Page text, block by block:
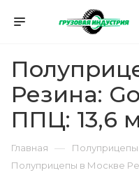
Резина:
ППЦ: 13,6 м
Главная — Полуприцепы
Полуприцепы в Москве